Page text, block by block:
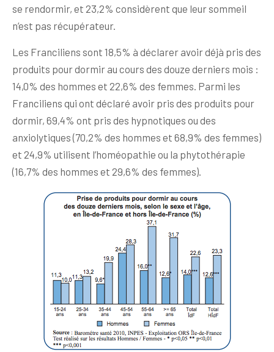
se rendormir, et 23,2% considèrent que leur sommeil
n’est pas récupérateur.
Les Franciliens sont 18,5% à déclarer avoir déjà pris des
produits pour dormir au cours des douze derniers mois :
14,0% des hommes et 22,6% des femmes. Parmi les
Franciliens qui ont déclaré avoir pris des produits pour
dormir, 69,4% ont pris des hypnotiques ou des
anxiolytiques (70,2% des hommes et 68,9% des femmes)
et 24,9% utilisent l’homéopathie ou la phytothérapie
(16,7% des hommes et 29,6% des femmes).